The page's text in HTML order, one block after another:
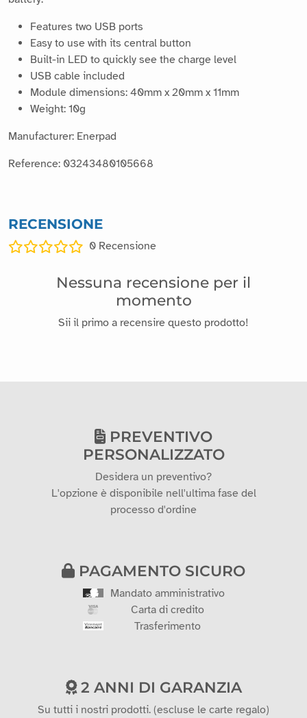
Features two USB ports
Easy to use with its central button
Built-in LED to quickly see the charge level
USB cable included
Module dimensions: 40mm x 20mm x 11mm
Weight: 10g
Manufacturer: Enerpad
Reference: 03243480105668
RECENSIONE
0 Recensione
Nessuna recensione per il
momento
Sii il primo a recensire questo prodotto!
PREVENTIVO
PERSONALIZZATO
Desidera un preventivo?
L'opzione è disponibile nell'ultima fase del
processo d'ordine
PAGAMENTO SICURO
Mandato amministrativo
Carta di credito
Trasferimento
2 ANNI DI GARANZIA
Su tutti i nostri prodotti. (escluse le carte regalo)